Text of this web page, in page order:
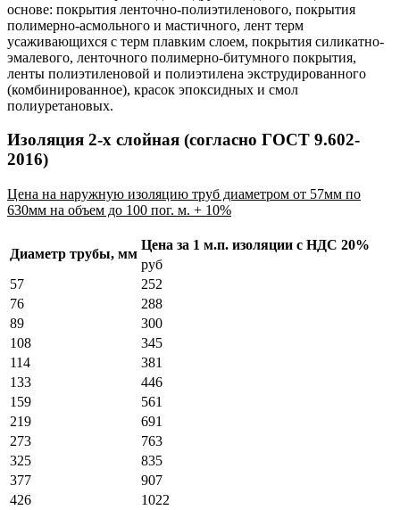
основе: покрытия ленточно-полиэтиленового, покрытия
полимерно-асмольного и мастичного, лент терм
усаживающихся с терм плавким слоем, покрытия силикатно-
эмалевого, ленточного полимерно-битумного покрытия,
ленты полиэтиленовой и полиэтилена экструдированного
(комбинированное), красок эпоксидных и смол
полиуретановых.
Изоляция 2-х слойная (согласно ГОСТ 9.602-
2016)
Цена на наружную изоляцию труб диаметром от 57мм по
630мм на объем до 100 пог. м. + 10%
Диаметр трубы, мм
Цена за 1 м.п. изоляции с НДС 20%
руб
57
252
76
288
89
300
108
345
114
381
133
446
159
561
219
691
273
763
325
835
377
907
426
1022